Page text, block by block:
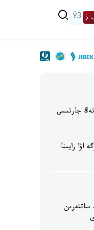
ز ЎЗ
تەڭ جارتىسى
داۋىل: 16 وڭىرگە اۋا رايىنا